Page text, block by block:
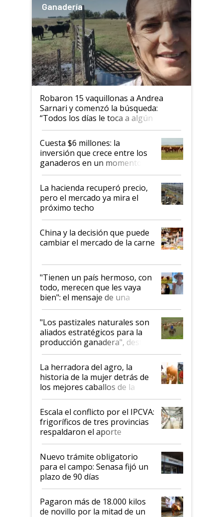
Ganadería
Robaron 15 vaquillonas a Andrea
Sarnari y comenzó la búsqueda:
“Todos los días le toca a algún
productor”
Cuesta $6 millones: la
inversión que crece entre los
ganaderos en un momento
histórico para la actividad
La hacienda recuperó precio,
pero el mercado ya mira el
próximo techo
China y la decisión que puede
cambiar el mercado de la carne
"Tienen un país hermoso, con
todo, merecen que les vaya
bien": el mensaje de una
ganadera uruguaya sobre las
oportunidades que se abren
para el agro en Argentina, con
foco en la carne
"Los pastizales naturales son
aliados estratégicos para la
producción ganadera", destaca
la iniciativa que ya reúne a 46
establecimientos en Argentina
La herradora del agro, la
historia de la mujer detrás de
los mejores caballos de la
Argentina y los mitos que
todavía hacen sufrir a estos
animales: "Mientras me
descalificaban, yo seguí
haciendo currículum"
Escala el conflicto por el IPCVA:
frigoríficos de tres provincias
respaldaron el aporte
obligatorio
Nuevo trámite obligatorio
para el campo: Senasa fijó un
plazo de 90 días
Pagaron más de 18.000 kilos
de novillo por la mitad de un